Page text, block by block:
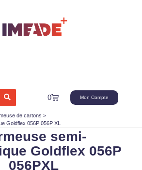
0
Panier Mon Compte
de cartons
Goldflex 056P 056P XL
semi-
Goldflex 056P
056PXL